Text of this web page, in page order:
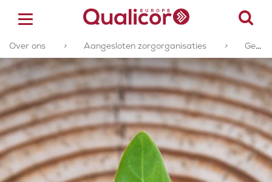
ACCREDITATIE
CERTIFICERING
ACADEMY
ZORGSECTOREN
Over ons > Aangesloten zorgorganisaties > Geaccrediteerde of gecertificeerde zorgorganisaties